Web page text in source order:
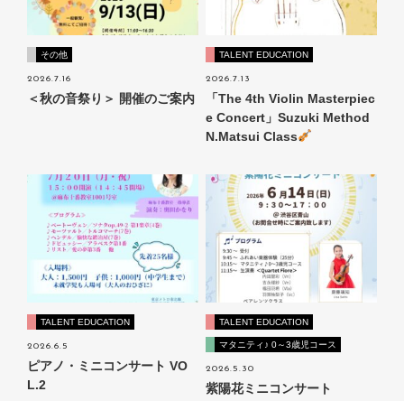
その他
2026.7.16
＜秋の音祭り＞ 開催のご案内
TALENT EDUCATION
2026.7.13
「The 4th Violin Masterpiec
e Concert」Suzuki Method
N.Matsui Class
TALENT EDUCATION
2026.6.5
ピアノ・ミニコンサート VO
L.2
TALENT EDUCATION
マタニティ♪ 0～3歳児コース
2026.5.30
紫陽花ミニコンサート